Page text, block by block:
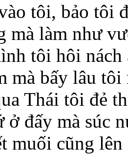
tôi, bảo tôi
mà làm như
tôi hôi nách
mà bấy lâu
Thái tôi đẻ
ở đấy mà súc
muối cũng